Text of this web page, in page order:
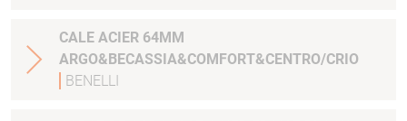
CALE ACIER 64MM
ARGO&BECASSIA&COMFORT&CENTRO/CRIO
BENELLI